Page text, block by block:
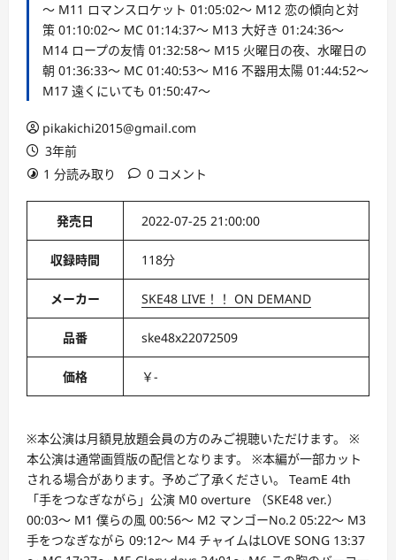
～ M11 ロマンスロケット 01:05:02～ M12 恋の傾向と対
策 01:10:02～ MC 01:14:37～ M13 大好き 01:24:36～
M14 ロープの友情 01:32:58～ M15 火曜日の夜、水曜日の
朝 01:36:33～ MC 01:40:53～ M16 不器用太陽 01:44:52～
M17 遠くにいても 01:50:47～
pikakichi2015@gmail.com
3年前
1 分読み取り
0 コメント
発売日 2022-07-25 21:00:00
収録時間 118分
メーカー SKE48 LIVE！！ ON DEMAND
品番 ske48x22072509
価格 ￥-
※本公演は月額見放題会員の方のみご視聴いただけます。 ※
本公演は通常画質版の配信となります。 ※本編が一部カット
される場合があります。予めご了承ください。 TeamE 4th
「手をつなぎながら」公演 M0 overture （SKE48 ver.）
00:03～ M1 僕らの風 00:56～ M2 マンゴーNo.2 05:22～ M3
手をつなぎながら 09:12～ M4 チャイムはLOVE SONG 13:37